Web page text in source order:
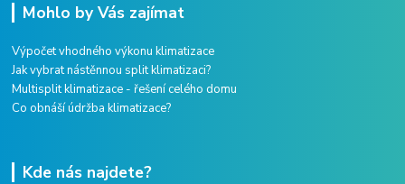
Mohlo by Vás zajímat
Výpočet vhodného výkonu klimatizace
Jak vybrat nástěnnou split klimatizaci?
Multisplit klimatizace - řešení celého domu
Co obnáší údržba klimatizace?
Kde nás najdete?